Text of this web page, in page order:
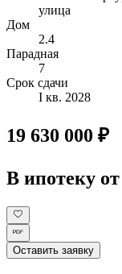
улица
Дом
2.4
Парадная
7
Срок сдачи
I кв. 2028
19 630 000 ₽
В ипотеку
Оставить заявку